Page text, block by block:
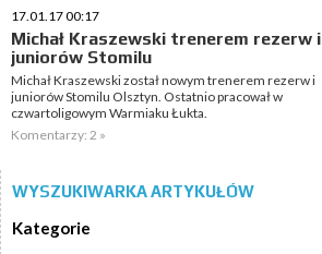
17.01.17 00:17
Michał Kraszewski trenerem rezerw i
juniorów Stomilu
Michał Kraszewski został nowym trenerem rezerw i
juniorów Stomilu Olsztyn. Ostatnio pracował w
czwartoligowym Warmiaku Łukta.
Komentarzy: 2 »
WYSZUKIWARKA ARTYKUŁÓW
Kategorie